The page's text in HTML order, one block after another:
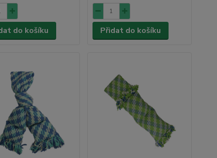
do košíku Přidat do košíku